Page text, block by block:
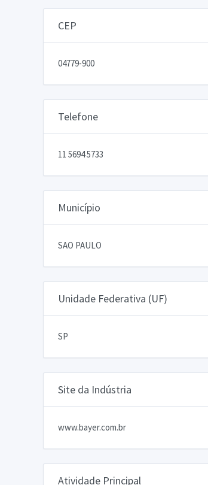
CEP
04779-900
Telefone
11 5694 5733
Município
SAO PAULO
Unidade Federativa (UF)
SP
Site da Indústria
www.bayer.com.br
Atividade Principal